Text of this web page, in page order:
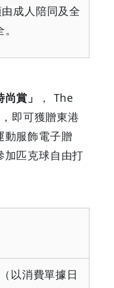
成人陪同及全
尚賞」
， The
即可獲贈東港
動服飾電子贈
加匹克球自由打
以消費單據日